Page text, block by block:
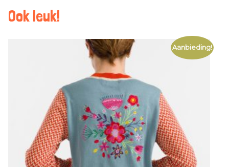
Ook leuk!
Aanbieding!